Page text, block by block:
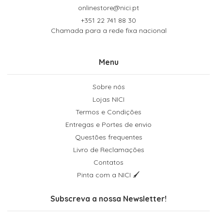
onlinestore@nici.pt
+351 22 741 88 30
Chamada para a rede fixa nacional
Menu
Sobre nós
Lojas NICI
Termos e Condições
Entregas e Portes de envio
Questões frequentes
Livro de Reclamações
Contatos
Pinta com a NICI 🖌
Subscreva a nossa Newsletter!